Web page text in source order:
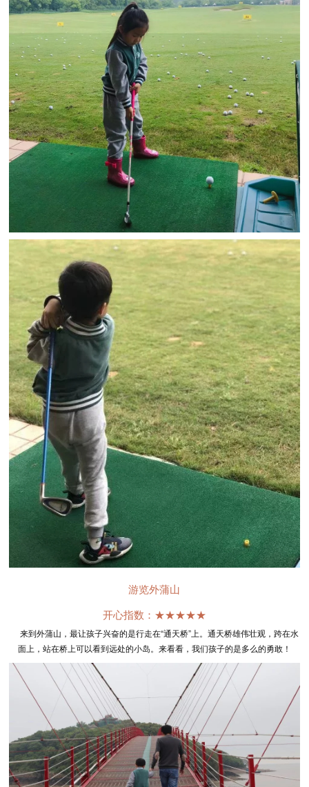
游览外蒲山
开心指数：★★★★★
来到外蒲山，最让孩子兴奋的是行走在“通天桥”上。通天桥雄伟壮观，跨在水
面上，站在桥上可以看到远处的小岛。来看看，我们孩子的是多么的勇敢！